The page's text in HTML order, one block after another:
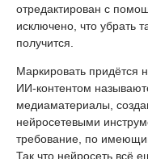
отредактирован с
исключено, что убрать
получится.
Маркировать придётся
ИИ-контентом
медиаматериалы,
нейросетевыми
требование, по
Так что нейросеть всё